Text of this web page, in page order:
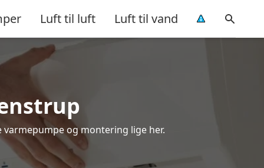
Luft til luft Luft til vand
og montering lige her.